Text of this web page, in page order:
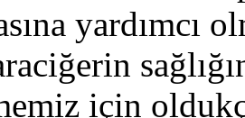
yardımcı
için